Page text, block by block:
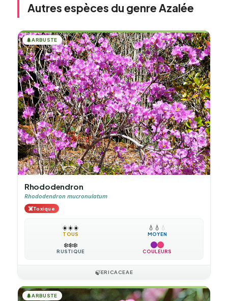
Autres espèces du genre Azalée
🌲ARBUSTE
Rhododendron
Rhododendron mucronulatum
☠️Toxique
☀️☀️☀️
TOUS
💧 💧 💧
MOYEN
❄️❄️❄️
RUSTIQUE COULEURS
🍃ERICACEAE
🌲ARBUSTE